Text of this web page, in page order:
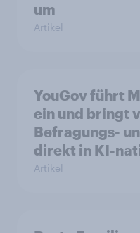
um
Artikel
YouGov führt
ein und bringt
Befragungs-
direkt in KI-
Artikel